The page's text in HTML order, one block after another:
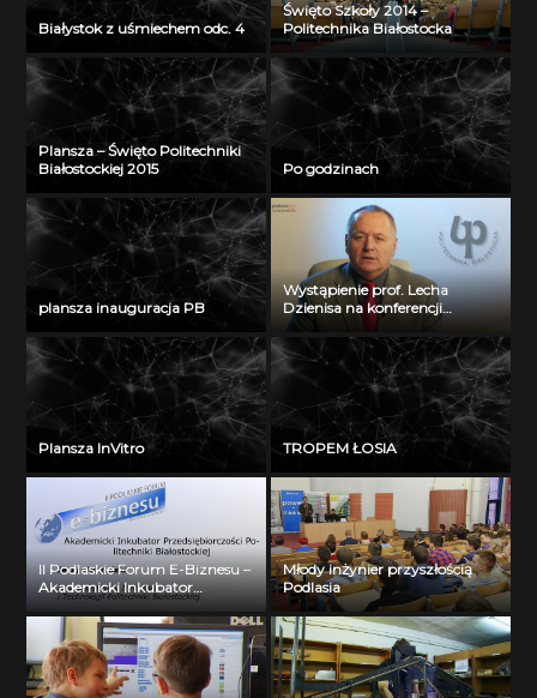
Białystok z uśmiechem odc. 4
Święto Szkoły 2014 –
Politechnika Białostocka
Plansza – Święto Politechniki
Białostockiej 2015
Po godzinach
plansza inauguracja PB
Wystąpienie prof. Lecha
Dzienisa na konferencji
„Integration, partnership and
innovations in civil engineering
and education”
Plansza InVitro TROPEM ŁOSIA
II Podlaskie Forum E-Biznesu –
Akademicki Inkubator
Przedsiębiorczości Politechniki
Białostockiej – Jerzy Muszyński
Młody inżynier przyszłością
Podlasia